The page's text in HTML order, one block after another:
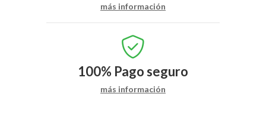
más información
100% Pago seguro
más información